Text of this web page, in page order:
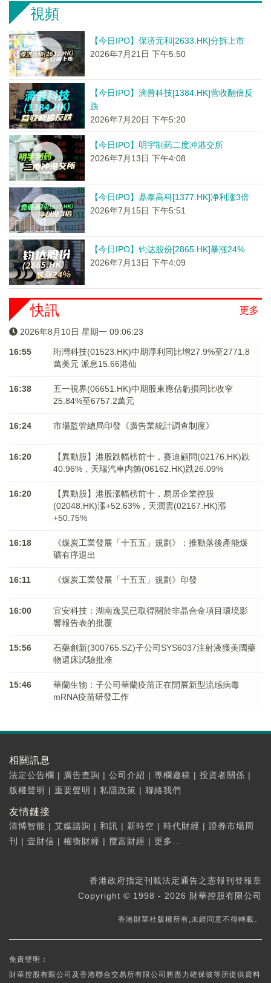
視頻
【今日IPO】保济元和[2633.HK]分拆上市
2026年7月21日 下午5:50
【今日IPO】滴普科技[1384.HK]营收翻倍反
跌
2026年7月20日 下午5:20
【今日IPO】明宇制药二度冲港交所
2026年7月13日 下午4:08
【今日IPO】鼎泰高科[1377.HK]净利涨3倍
2026年7月15日 下午5:51
【今日IPO】钧达股份[2865.HK]暴涨24%
2026年7月13日 下午4:09
更多
快訊
2026年8月10日 星期一 09:06:23
16:55
珩灣科技(01523.HK)中期淨利同比增27.9%至2771.8
萬美元 派息15.66港仙
16:38
五一視界(06651.HK)中期股東應佔虧損同比收窄
25.84%至6757.2萬元
16:24 市場監管總局印發《廣告業統計調查制度》
16:20
【異動股】港股跌幅榜前十，賽迪顧問(02176.HK)跌
40.96%，天瑞汽車内飾(06162.HK)跌26.09%
16:20
【異動股】港股漲幅榜前十，易居企業控股
(02048.HK)漲+52.63%，天潤雲(02167.HK)漲
+50.75%
16:18
《煤炭工業發展「十五五」規劃》：推動落後產能煤
礦有序退出
16:11 《煤炭工業發展「十五五」規劃》印發
16:00
宜安科技：湖南逸昊已取得關於非晶合金項目環境影
響報告表的批覆
15:56
石藥創新(300765.SZ)子公司SYS6037注射液獲美國藥
物還床試驗批准
15:46
華蘭生物：子公司華蘭疫苗正在開展新型流感病毒
mRNA疫苗研發工作
相關訊息
法定公告欄 | 廣告查詢 | 公司介紹 | 專欄邀稿 | 投資者關係 |
版權聲明 | 重要聲明 | 私隱政策 | 聯絡我們
友情鏈接
清博智能 | 艾媒諮詢 | 和訊 | 新時空 | 時代財經 | 證券市場周
刊
| 壹財信 | 權衡財經 | 攬富財經 | 更多...
香港政府指定刊載法定通告之憲報刊登報章
Copyright © 1998 - 2026 財華控股有限公司
香港財華社版權所有,未經同意不得轉載。
免責聲明：
財華控股有限公司及香港聯合交易所有限公司將盡力確保彼等所提供資料